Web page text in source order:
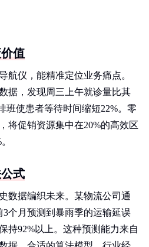
值
航仪，能精准定位业务痛点。
据，发现周三上午就诊量比其
班使患者等待时间缩短22%。零
将促销资源集中在20%的高效区
式
数据编织未来。某物流公司通
个月预测到暴雨季的运输延误
持92%以上。这种预测能力来自